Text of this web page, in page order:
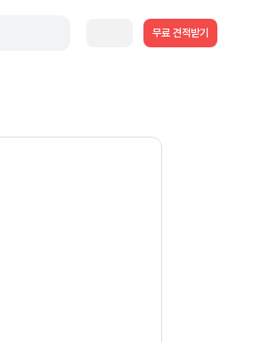
무료 견적받기